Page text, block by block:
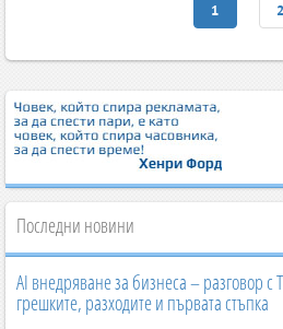
1 2
Последни новини
AI внедряване за бизнеса – разговор с
грешките, разходите и първата стъпка